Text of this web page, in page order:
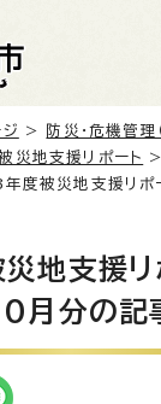
ジ > 防災・危機管理
災地支援リポート
度被災地支援リ
地支援
月分の記